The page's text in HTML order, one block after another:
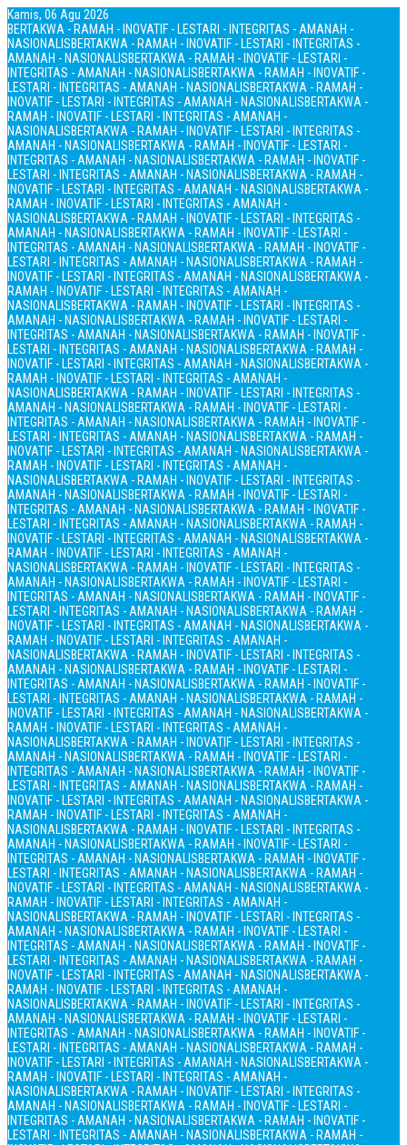
Kamis, 06 Agu 2026
BERTAKWA - RAMAH - INOVATIF - LESTARI - INTEGRITAS - AMANAH -
NASIONALISBERTAKWA - RAMAH - INOVATIF - LESTARI - INTEGRITAS -
AMANAH - NASIONALISBERTAKWA - RAMAH - INOVATIF - LESTARI -
INTEGRITAS - AMANAH - NASIONALISBERTAKWA - RAMAH - INOVATIF -
LESTARI - INTEGRITAS - AMANAH - NASIONALISBERTAKWA - RAMAH -
INOVATIF - LESTARI - INTEGRITAS - AMANAH - NASIONALISBERTAKWA -
RAMAH - INOVATIF - LESTARI - INTEGRITAS - AMANAH -
NASIONALISBERTAKWA - RAMAH - INOVATIF - LESTARI - INTEGRITAS -
AMANAH - NASIONALISBERTAKWA - RAMAH - INOVATIF - LESTARI -
INTEGRITAS - AMANAH - NASIONALISBERTAKWA - RAMAH - INOVATIF -
LESTARI - INTEGRITAS - AMANAH - NASIONALISBERTAKWA - RAMAH -
INOVATIF - LESTARI - INTEGRITAS - AMANAH - NASIONALISBERTAKWA -
RAMAH - INOVATIF - LESTARI - INTEGRITAS - AMANAH -
NASIONALISBERTAKWA - RAMAH - INOVATIF - LESTARI - INTEGRITAS -
AMANAH - NASIONALISBERTAKWA - RAMAH - INOVATIF - LESTARI -
INTEGRITAS - AMANAH - NASIONALISBERTAKWA - RAMAH - INOVATIF -
LESTARI - INTEGRITAS - AMANAH - NASIONALISBERTAKWA - RAMAH -
INOVATIF - LESTARI - INTEGRITAS - AMANAH - NASIONALISBERTAKWA -
RAMAH - INOVATIF - LESTARI - INTEGRITAS - AMANAH -
NASIONALISBERTAKWA - RAMAH - INOVATIF - LESTARI - INTEGRITAS -
AMANAH - NASIONALISBERTAKWA - RAMAH - INOVATIF - LESTARI -
INTEGRITAS - AMANAH - NASIONALISBERTAKWA - RAMAH - INOVATIF -
LESTARI - INTEGRITAS - AMANAH - NASIONALISBERTAKWA - RAMAH -
INOVATIF - LESTARI - INTEGRITAS - AMANAH - NASIONALISBERTAKWA -
RAMAH - INOVATIF - LESTARI - INTEGRITAS - AMANAH -
NASIONALISBERTAKWA - RAMAH - INOVATIF - LESTARI - INTEGRITAS -
AMANAH - NASIONALISBERTAKWA - RAMAH - INOVATIF - LESTARI -
INTEGRITAS - AMANAH - NASIONALISBERTAKWA - RAMAH - INOVATIF -
LESTARI - INTEGRITAS - AMANAH - NASIONALISBERTAKWA - RAMAH -
INOVATIF - LESTARI - INTEGRITAS - AMANAH - NASIONALISBERTAKWA -
RAMAH - INOVATIF - LESTARI - INTEGRITAS - AMANAH -
NASIONALISBERTAKWA - RAMAH - INOVATIF - LESTARI - INTEGRITAS -
AMANAH - NASIONALISBERTAKWA - RAMAH - INOVATIF - LESTARI -
INTEGRITAS - AMANAH - NASIONALISBERTAKWA - RAMAH - INOVATIF -
LESTARI - INTEGRITAS - AMANAH - NASIONALISBERTAKWA - RAMAH -
INOVATIF - LESTARI - INTEGRITAS - AMANAH - NASIONALISBERTAKWA -
RAMAH - INOVATIF - LESTARI - INTEGRITAS - AMANAH -
NASIONALISBERTAKWA - RAMAH - INOVATIF - LESTARI - INTEGRITAS -
AMANAH - NASIONALISBERTAKWA - RAMAH - INOVATIF - LESTARI -
INTEGRITAS - AMANAH - NASIONALISBERTAKWA - RAMAH - INOVATIF -
LESTARI - INTEGRITAS - AMANAH - NASIONALISBERTAKWA - RAMAH -
INOVATIF - LESTARI - INTEGRITAS - AMANAH - NASIONALISBERTAKWA -
RAMAH - INOVATIF - LESTARI - INTEGRITAS - AMANAH -
NASIONALISBERTAKWA - RAMAH - INOVATIF - LESTARI - INTEGRITAS -
AMANAH - NASIONALISBERTAKWA - RAMAH - INOVATIF - LESTARI -
INTEGRITAS - AMANAH - NASIONALISBERTAKWA - RAMAH - INOVATIF -
LESTARI - INTEGRITAS - AMANAH - NASIONALISBERTAKWA - RAMAH -
INOVATIF - LESTARI - INTEGRITAS - AMANAH - NASIONALISBERTAKWA -
RAMAH - INOVATIF - LESTARI - INTEGRITAS - AMANAH -
NASIONALISBERTAKWA - RAMAH - INOVATIF - LESTARI - INTEGRITAS -
AMANAH - NASIONALISBERTAKWA - RAMAH - INOVATIF - LESTARI -
INTEGRITAS - AMANAH - NASIONALISBERTAKWA - RAMAH - INOVATIF -
LESTARI - INTEGRITAS - AMANAH - NASIONALISBERTAKWA - RAMAH -
INOVATIF - LESTARI - INTEGRITAS - AMANAH - NASIONALISBERTAKWA -
RAMAH - INOVATIF - LESTARI - INTEGRITAS - AMANAH -
NASIONALISBERTAKWA - RAMAH - INOVATIF - LESTARI - INTEGRITAS -
AMANAH - NASIONALISBERTAKWA - RAMAH - INOVATIF - LESTARI -
INTEGRITAS - AMANAH - NASIONALISBERTAKWA - RAMAH - INOVATIF -
LESTARI - INTEGRITAS - AMANAH - NASIONALISBERTAKWA - RAMAH -
INOVATIF - LESTARI - INTEGRITAS - AMANAH - NASIONALISBERTAKWA -
RAMAH - INOVATIF - LESTARI - INTEGRITAS - AMANAH -
NASIONALISBERTAKWA - RAMAH - INOVATIF - LESTARI - INTEGRITAS -
AMANAH - NASIONALISBERTAKWA - RAMAH - INOVATIF - LESTARI -
INTEGRITAS - AMANAH - NASIONALISBERTAKWA - RAMAH - INOVATIF -
LESTARI - INTEGRITAS - AMANAH - NASIONALISBERTAKWA - RAMAH -
INOVATIF - LESTARI - INTEGRITAS - AMANAH - NASIONALISBERTAKWA -
RAMAH - INOVATIF - LESTARI - INTEGRITAS - AMANAH -
NASIONALISBERTAKWA - RAMAH - INOVATIF - LESTARI - INTEGRITAS -
AMANAH - NASIONALISBERTAKWA - RAMAH - INOVATIF - LESTARI -
INTEGRITAS - AMANAH - NASIONALISBERTAKWA - RAMAH - INOVATIF -
LESTARI - INTEGRITAS - AMANAH - NASIONALISBERTAKWA - RAMAH -
INOVATIF - LESTARI - INTEGRITAS - AMANAH - NASIONALISBERTAKWA -
RAMAH - INOVATIF - LESTARI - INTEGRITAS - AMANAH -
NASIONALISBERTAKWA - RAMAH - INOVATIF - LESTARI - INTEGRITAS -
AMANAH - NASIONALISBERTAKWA - RAMAH - INOVATIF - LESTARI -
INTEGRITAS - AMANAH - NASIONALISBERTAKWA - RAMAH - INOVATIF -
LESTARI - INTEGRITAS - AMANAH - NASIONALISBERTAKWA - RAMAH -